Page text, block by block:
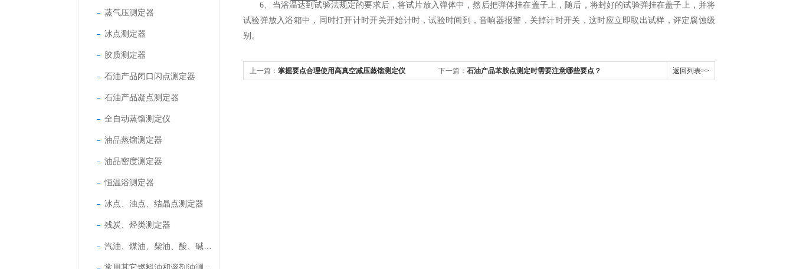
蒸气压测定器
冰点测定器
胶质测定器
石油产品闭口闪点测定器
石油产品凝点测定器
全自动蒸馏测定仪
油品蒸馏测定器
油品密度测定器
恒温浴测定器
冰点、浊点、结晶点测定器
残炭、烃类测定器
6、当浴温达到试验法规定的要求后，将试片放入弹体中，然后把弹体挂在盖子上，随后，将封好的试验弹挂在盖子上，并将
试验弹放入浴箱中，同时打开计时开关开始计时，试验时间到，音响器报警，关掉计时开关，这时应立即取出试样，评定腐蚀级
别。
上一篇： 掌握要点合理使用高真空减压蒸馏测定仪 下一篇： 石油产品苯胺点测定时需要注意哪些要点？ 返回列表>>